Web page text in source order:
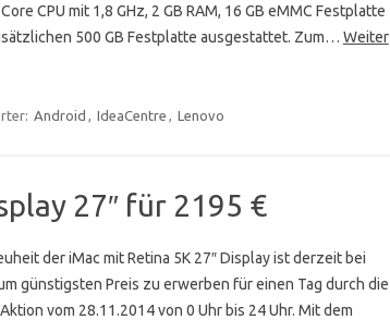
CPU mit 1,8 GHz, 2 GB RAM, 16 GB eMMC Festplatte
500 GB Festplatte ausgestattet. Zum… Weiter
Android IdeaCentre Lenovo
27″ für 2195 €
der iMac mit Retina 5K 27″ Display ist derzeit bei
günstigsten Preis zu erwerben für einen Tag durch die
vom 28.11.2014 von 0 Uhr bis 24 Uhr. Mit dem